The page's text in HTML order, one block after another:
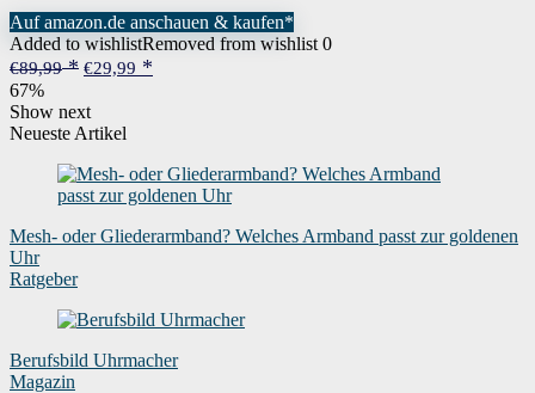
Auf amazon.de anschauen & kaufen*
Added to wishlistRemoved from wishlist 0
€89,99
Ursprünglicher
war:
€89,99
€29,99
67%
Show next
Neueste Artikel
Mesh- oder Gliederarmband? Welches Armband passt zur goldenen
Uhr
Ratgeber
Berufsbild Uhrmacher
Magazin